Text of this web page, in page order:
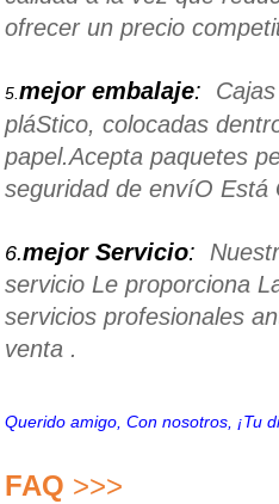
ofrecer un precio
5.mejor embalaje:
pláStico, colocadas
papel.Acepta paquetes
seguridad de envíO Está
6.mejor Servicio:
servicio Le proporciona
servicios profesionales
venta .
Querido amigo, Con nosotros, ¡Tu
FAQ >>>